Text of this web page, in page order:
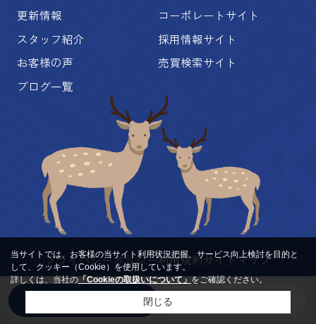
更新情報
スタッフ紹介
お客様の声
ブログ一覧
コーポレートサイト
採用情報サイト
売買検索サイト
プライバシーポリシー利用規約サイトマップ
© MARUWA RealEstate Co., Ltd. All Rights Reserved.
来店予約 お問い合わせ
当サイトでは、お客様の当サイト利用状況把握、サービス向上検討を目的と
して、クッキー（Cookie）を使用しています。
詳しくは、当社の 「Cookieの取扱いについて」 をご確認ください。
閉じる